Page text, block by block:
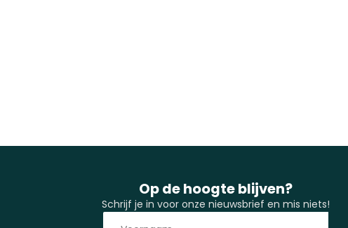
Op de hoogte blijven?
Schrijf je in voor onze nieuwsbrief en mis niets!